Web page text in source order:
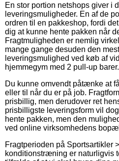
En stor portion netshops giver i
leveringsmuligheder. En af de
ordren til en pakkeshop, fordi
dig at kunne hente pakken når
Fragtmuligheden er nemlig
mange gange desuden den
leveringsmulighed ved køb af
hjemmegym med 2 pull-up barer.
Du kunne omvendt påtænke at
eller til når du er på job.
prisbillig, men derudover ret
prisbilligste leveringsform vil
hente pakken, men den
ved online virksomhedens
Fragtperioden på Sportsartikler
konditionstræning er naturligvis